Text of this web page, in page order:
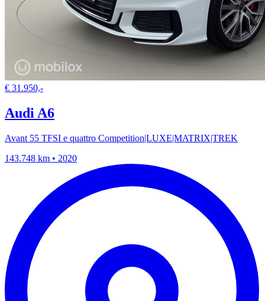
€ 31.950,-
Audi A6
Avant 55 TFSI e quattro Competition|LUXE|MATRIX|TREK
143.748 km • 2020